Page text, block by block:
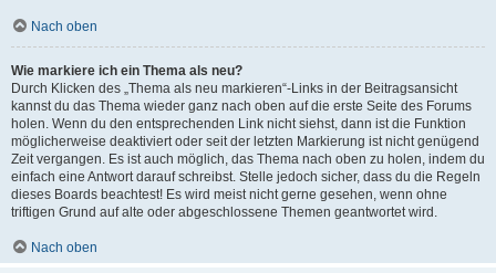
Nach oben
Wie markiere ich ein Thema als neu?
Durch Klicken des „Thema als neu markieren“-Links in der Beitragsansicht
kannst du das Thema wieder ganz nach oben auf die erste Seite des Forums
holen. Wenn du den entsprechenden Link nicht siehst, dann ist die Funktion
möglicherweise deaktiviert oder seit der letzten Markierung ist nicht genügend
Zeit vergangen. Es ist auch möglich, das Thema nach oben zu holen, indem du
einfach eine Antwort darauf schreibst. Stelle jedoch sicher, dass du die Regeln
dieses Boards beachtest! Es wird meist nicht gerne gesehen, wenn ohne
triftigen Grund auf alte oder abgeschlossene Themen geantwortet wird.
Nach oben